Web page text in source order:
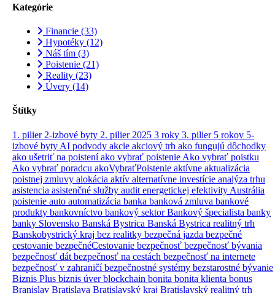
Kategórie
Financie (33)
Hypotéky (12)
Náš tím (3)
Poistenie (21)
Reality (23)
Úvery (14)
Štítky
1. pilier 2-izbové byty 2. pilier 2025 3 roky 3. pilier 5 rokov 5-
izbové byty AI podvody akcie akciový trh ako fungujú dôchodky
ako ušetriť na poisteníako vybrať poistenie Ako vybrať poistku
Ako vybrať poradcu akoVybraťPoistenie aktívne aktualizácia
poistnej zmluvy alokácia aktív alternatívne investície analýza trhu
asistencia asistenčné služby audit energetickej efektivity Austrália
poistenie auto automatizácia banka banková zmluva bankové
produkty bankovníctvo bankový sektorBankový špecialista banky
banky Slovensko Banská Bystrica Banská Bystrica realitný trh
Banskobystrický kraj bez realitky bezpečná jazda bezpečné
cestovanie bezpečnéCestovanie bezpečnosť bezpečnosť bývania
bezpečnosť dát bezpečnosť na cestách bezpečnosť na internete
bezpečnosť v zahraničíbezpečnostné systémy bezstarostné bývanie
Biznis Plus biznis úverblockchain bonita bonita klienta bonus
Branislav Bratislava Bratislavský kraj Bratislavský realitný trh